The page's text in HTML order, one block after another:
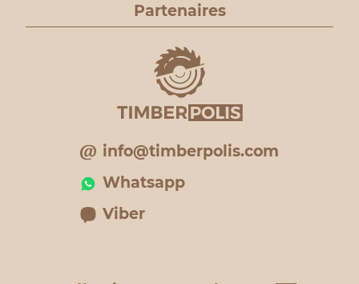
Partenaires
info@timberpolis.com
Whatsapp
Viber